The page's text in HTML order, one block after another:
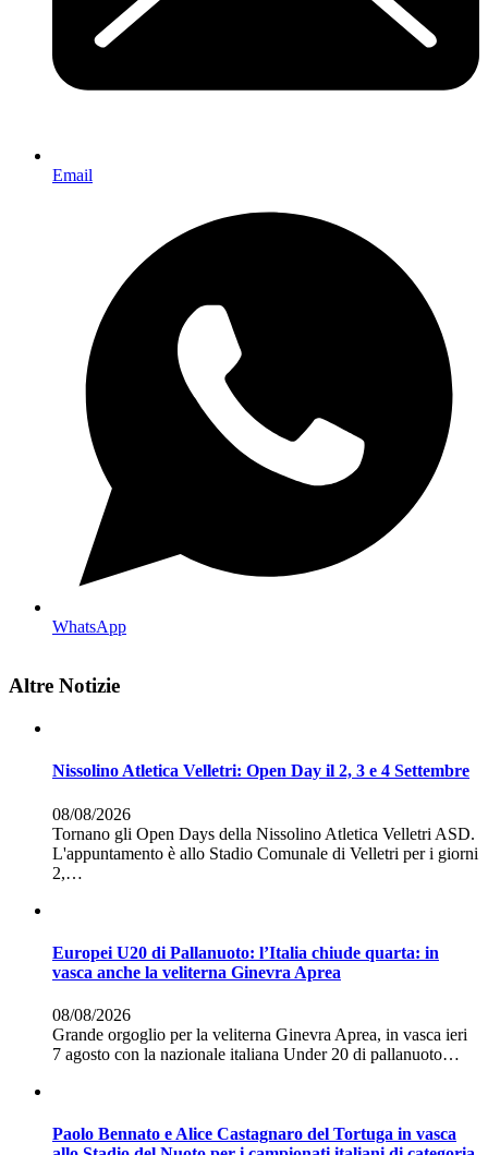
Altre Notizie
Nissolino Atletica Velletri: Open Day il 2, 3 e 4 Settembre
08/08/2026
Tornano gli Open Days della Nissolino Atletica Velletri ASD.
L'appuntamento è allo Stadio Comunale di Velletri per i giorni
2,…
Europei U20 di Pallanuoto: l’Italia chiude quarta: in
vasca anche la veliterna Ginevra Aprea
08/08/2026
Grande orgoglio per la veliterna Ginevra Aprea, in vasca ieri
7 agosto con la nazionale italiana Under 20 di pallanuoto…
Paolo Bennato e Alice Castagnaro del Tortuga in vasca
Email
WhatsApp